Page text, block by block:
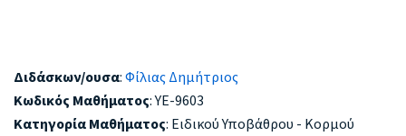
Διδάσκων/ουσα:Φίλιας Δημήτριος
Κωδικός Μαθήματος: YE-9603
Κατηγορία Μαθήματος: Ειδικού Υποβάθρου - Κορμού